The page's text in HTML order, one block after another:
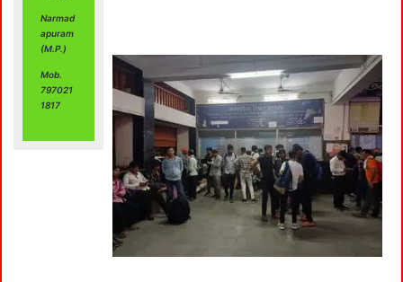
Narmad
apuram
(M.P.)
Mob.
797021
1817